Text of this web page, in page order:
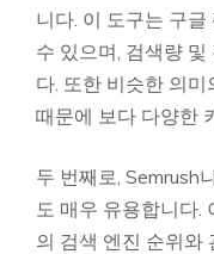
니다. 이 도구는 구
수 있으며, 검색량
다. 또한 비슷한 의
때문에 보다 다양한
두 번째로, Semrush
도 매우 유용합니다.
의 검색 엔진 순위와